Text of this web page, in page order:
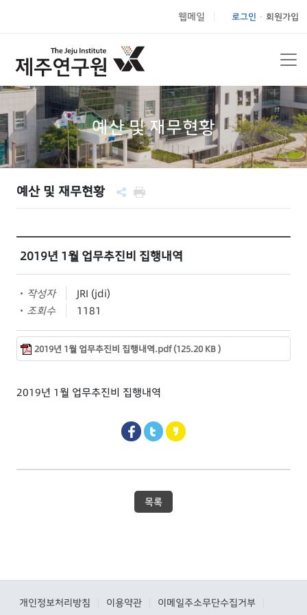
웹메일 로그인 회원가입
예산 및 재무현황
예산 및 재무현황
2019년 1월 업무추진비 집행내역
작성자
JRI (jdi)
조회수
1181
2019년 1월 업무추진비 집행내역.pdf (125.20 KB )
2019년 1월 업무추진비 집행내역
목록
개인정보처리방침 이용약관 이메일주소무단수집거부